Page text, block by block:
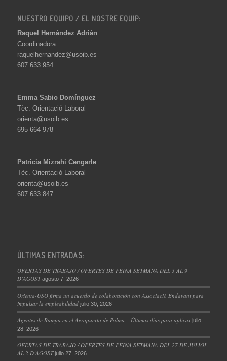
NUESTRO EQUIPO / EL NOSTRE EQUIP:
Raquel Hernández Adrián
Coordinadora
raquelhernandez@usoib.es
607 633 954
Emma Sabio Domínguez
Tèc. Orientació Laboral
orienta@usoib.es
695 664 978
Patricia Mizrahi Cengarle
Tèc. Orientació Laboral
orienta@usoib.es
607 633 847
ÚLTIMAS ENTRADAS:
OFERTAS DE TRABAJO / OFERTES DE FEINA SETMANA DEL 3 AL 9
D’AGOST agosto 7, 2026
Orienta-USO firma un acuerdo de colaboración con Associació Endavant para
impulsar la empleabilidad julio 30, 2026
Agentes de Rampa en el Aeropuerto de Palma – Últimos días para aplicar julio
28, 2026
OFERTAS DE TRABAJO / OFERTES DE FEINA SETMANA DEL 27 DE JULIOL
AL 2 D’AGOST julio 27, 2026